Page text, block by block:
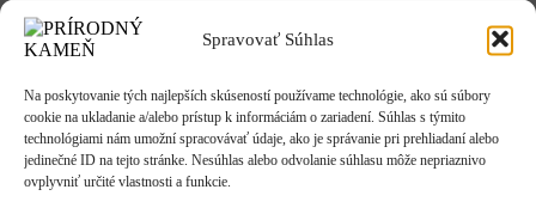
Spravovať Súhlas
Na poskytovanie tých najlepších skúseností používame technológie, ako sú súbory
cookie na ukladanie a/alebo prístup k informáciám o zariadení. Súhlas s týmito
technológiami nám umožní spracovávať údaje, ako je správanie pri prehliadaní alebo
jedinečné ID na tejto stránke. Nesúhlas alebo odvolanie súhlasu môže nepriaznivo
ovplyvniť určité vlastnosti a funkcie.
CLASSIC
Vyvýšené záhony
Studne / fontány
Reliéfy
Rôzne
Sochy